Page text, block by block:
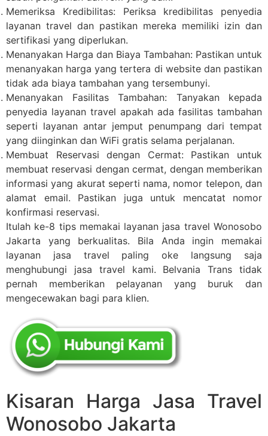
Memeriksa Kredibilitas: Periksa kredibilitas penyedia
layanan travel dan pastikan mereka memiliki izin dan
sertifikasi yang diperlukan.
Menanyakan Harga dan Biaya Tambahan: Pastikan untuk
menanyakan harga yang tertera di website dan pastikan
tidak ada biaya tambahan yang tersembunyi.
Menanyakan Fasilitas Tambahan: Tanyakan kepada
penyedia layanan travel apakah ada fasilitas tambahan
seperti layanan antar jemput penumpang dari tempat
yang diinginkan dan WiFi gratis selama perjalanan.
Membuat Reservasi dengan Cermat: Pastikan untuk
membuat reservasi dengan cermat, dengan memberikan
informasi yang akurat seperti nama, nomor telepon, dan
alamat email. Pastikan juga untuk mencatat nomor
konfirmasi reservasi.
Itulah ke-8 tips memakai layanan jasa travel Wonosobo
Jakarta yang berkualitas. Bila Anda ingin memakai
layanan jasa travel paling oke langsung saja
menghubungi jasa travel kami. Belvania Trans tidak
pernah memberikan pelayanan yang buruk dan
mengecewakan bagi para klien.
Kisaran Harga Jasa Travel
Wonosobo Jakarta